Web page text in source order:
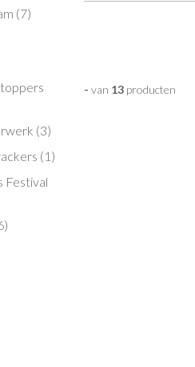
(7)
(3)
(1)
Festival
- van 13 producten